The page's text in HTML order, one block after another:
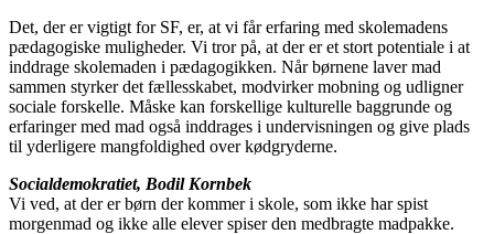
Det, der er vigtigt for SF, er, at vi får erfaring med skolemadens
pædagogiske muligheder. Vi tror på, at der er et stort potentiale i at
inddrage skolemaden i pædagogikken. Når børnene laver mad
sammen styrker det fællesskabet, modvirker mobning og udligner
sociale forskelle. Måske kan forskellige kulturelle baggrunde og
erfaringer med mad også inddrages i undervisningen og give plads
til yderligere mangfoldighed over kødgryderne.
Socialdemokratiet, Bodil Kornbek
Vi ved, at der er børn der kommer i skole, som ikke har spist
morgenmad og ikke alle elever spiser den medbragte madpakke.